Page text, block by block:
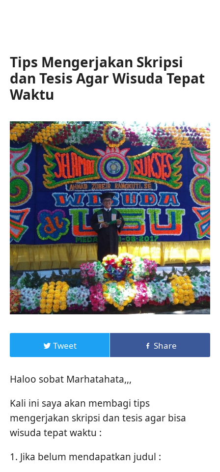
Tips Mengerjakan Skripsi
dan Tesis Agar Wisuda Tepat
Waktu
Tweet Share
Haloo sobat Marhatahata,,,
Kali ini saya akan membagi tips
mengerjakan skripsi dan tesis agar bisa
wisuda tepat waktu :
1. Jika belum mendapatkan judul :